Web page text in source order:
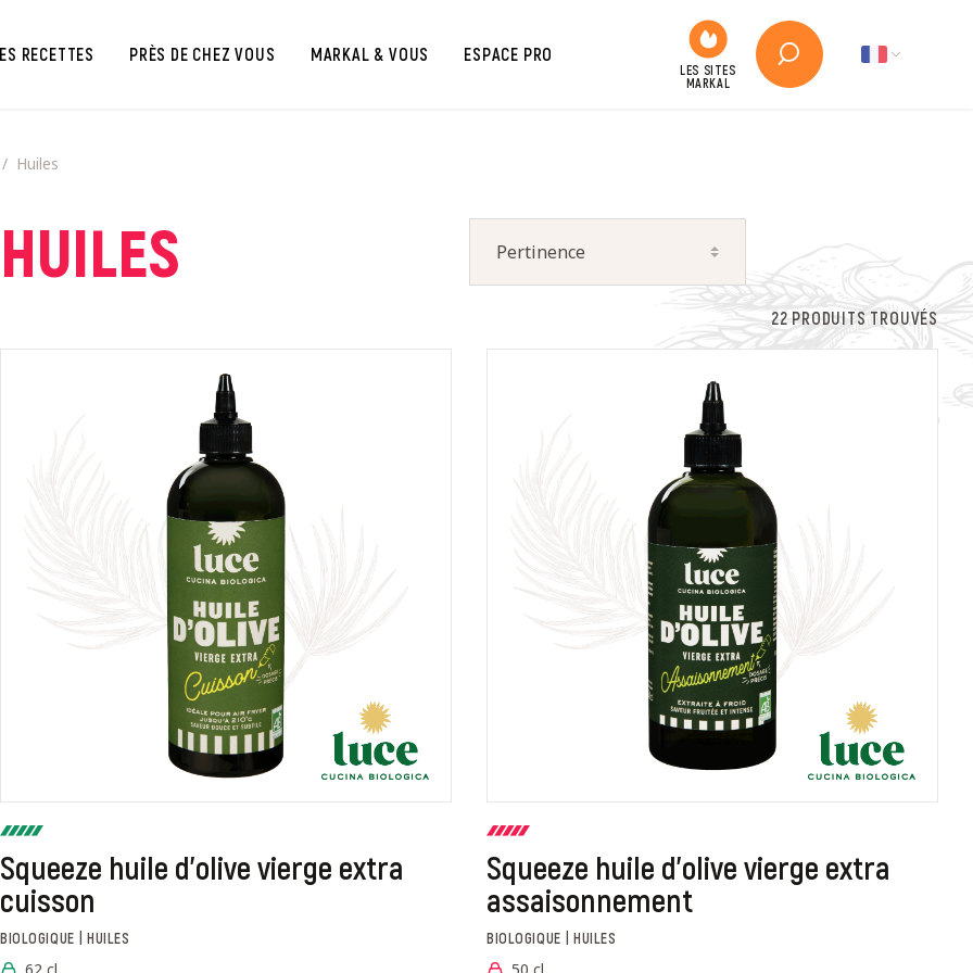
RECETTES PRÈS DE CHEZ VOUS MARKAL & VOUS ESPACE PRO
Huiles
HUILES
22 PRODUITS TROUVÉS
Squeeze huile d'olive vierge extra
cuisson
BIOLOGIQUE | HUILES
Squeeze huile d'olive vierge extra
assaisonnement
BIOLOGIQUE | HUILES